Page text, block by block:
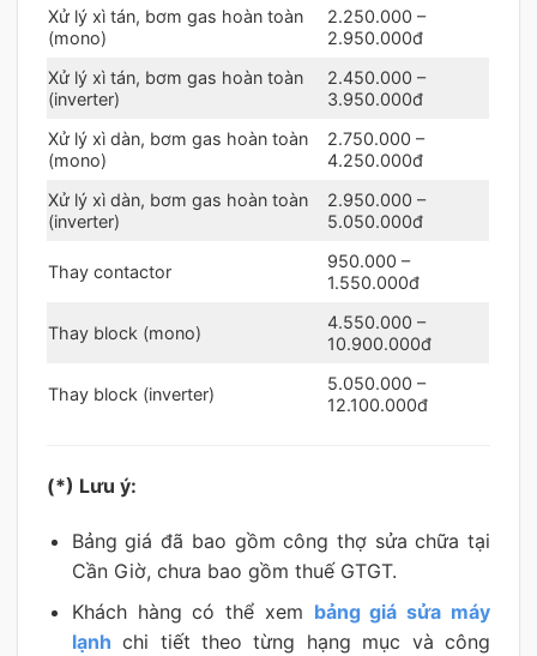
Xử lý xì tán, bơm gas hoàn toàn
(mono)
2.250.000 –
2.950.000đ
Xử lý xì tán, bơm gas hoàn toàn
(inverter)
2.450.000 –
3.950.000đ
Xử lý xì dàn, bơm gas hoàn toàn
(mono)
2.750.000 –
4.250.000đ
Xử lý xì dàn, bơm gas hoàn toàn
(inverter)
2.950.000 –
5.050.000đ
Thay contactor
950.000 –
1.550.000đ
Thay block (mono)
4.550.000 –
10.900.000đ
Thay block (inverter)
5.050.000 –
12.100.000đ
(*) Lưu ý:
Bảng giá đã bao gồm công thợ sửa chữa tại
Cần Giờ, chưa bao gồm thuế GTGT.
Khách hàng có thể xem bảng giá sửa máy
lạnh chi tiết theo từng hạng mục và công